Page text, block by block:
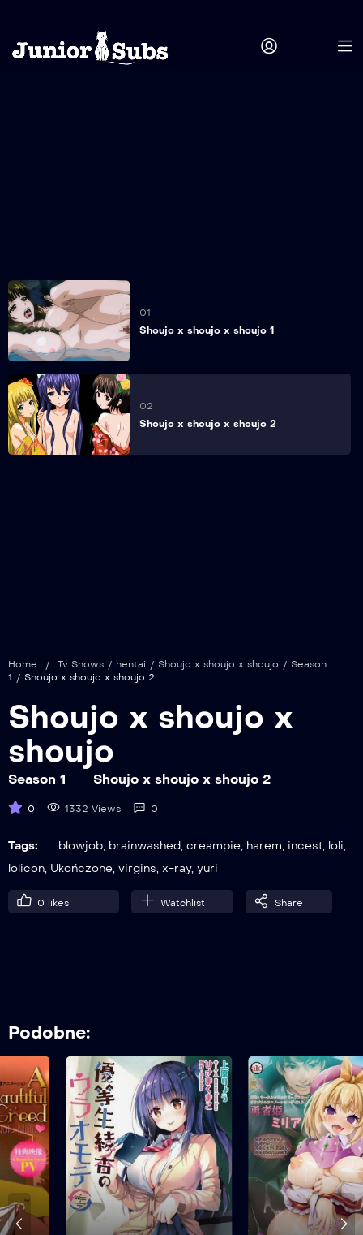
01
Shoujo x shoujo x shoujo 1
02
Shoujo x shoujo x shoujo 2
Home / Tv Shows / hentai / Shoujo x shoujo x shoujo / Season
1 / Shoujo x shoujo x shoujo 2
Shoujo x shoujo x
shoujo
Season 1 Shoujo x shoujo x shoujo 2
0 1332 Views 0
Tags: blowjob, brainwashed, creampie, harem, incest, loli,
lolicon, Ukończone, virgins, x-ray, yuri
0 likes Watchlist Share
Podobne: